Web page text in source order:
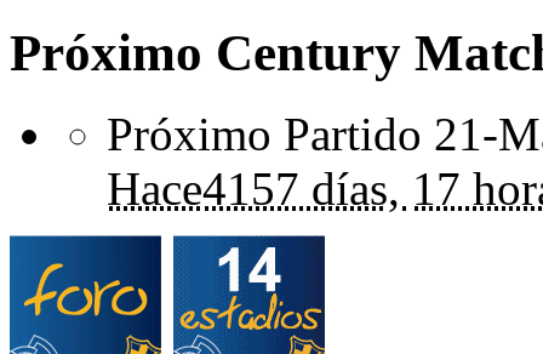
Próximo Century
Próximo Partido 21-
Hace4157 días, 17